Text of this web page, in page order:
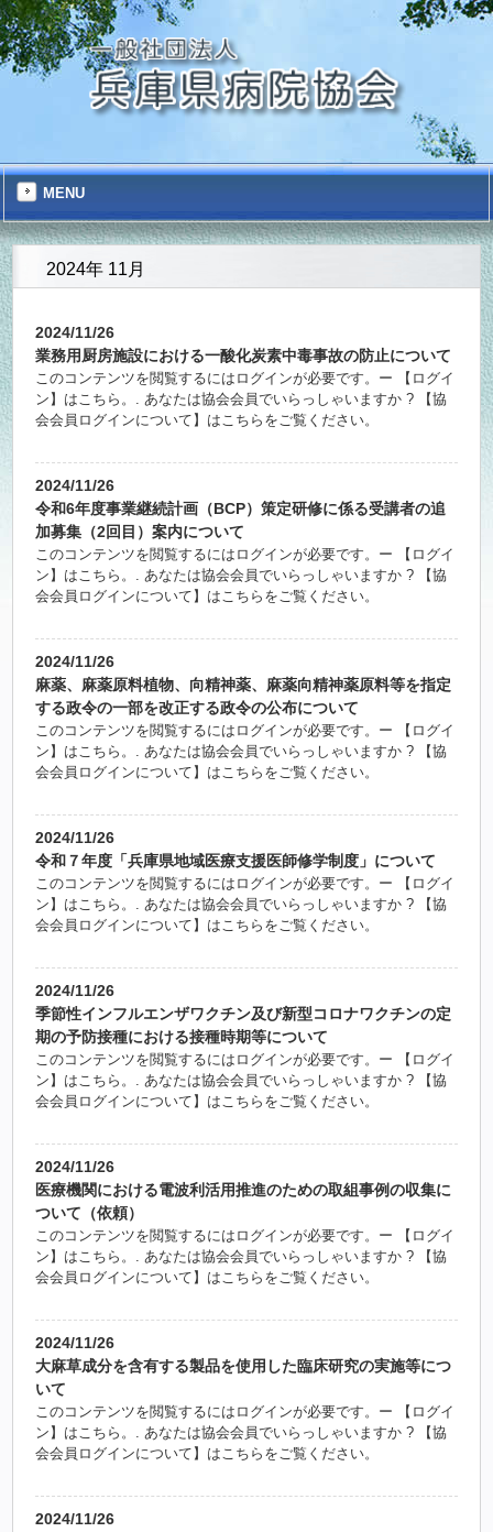
MENU
2024年 11月
2024/11/26
業務用厨房施設における一酸化炭素中毒事故の防止について
このコンテンツを閲覧するにはログインが必要です。ー 【ログイ
ン】はこちら。. あなたは協会会員でいらっしゃいますか ? 【協
会会員ログインについて】はこちらをご覧ください。
2024/11/26
令和6年度事業継続計画（BCP）策定研修に係る受講者の追
加募集（2回目）案内について
このコンテンツを閲覧するにはログインが必要です。ー 【ログイ
ン】はこちら。. あなたは協会会員でいらっしゃいますか ? 【協
会会員ログインについて】はこちらをご覧ください。
2024/11/26
麻薬、麻薬原料植物、向精神薬、麻薬向精神薬原料等を指定
する政令の一部を改正する政令の公布について
このコンテンツを閲覧するにはログインが必要です。ー 【ログイ
ン】はこちら。. あなたは協会会員でいらっしゃいますか ? 【協
会会員ログインについて】はこちらをご覧ください。
2024/11/26
令和７年度「兵庫県地域医療支援医師修学制度」について
このコンテンツを閲覧するにはログインが必要です。ー 【ログイ
ン】はこちら。. あなたは協会会員でいらっしゃいますか ? 【協
会会員ログインについて】はこちらをご覧ください。
2024/11/26
季節性インフルエンザワクチン及び新型コロナワクチンの定
期の予防接種における接種時期等について
このコンテンツを閲覧するにはログインが必要です。ー 【ログイ
ン】はこちら。. あなたは協会会員でいらっしゃいますか ? 【協
会会員ログインについて】はこちらをご覧ください。
2024/11/26
医療機関における電波利活用推進のための取組事例の収集に
ついて（依頼）
このコンテンツを閲覧するにはログインが必要です。ー 【ログイ
ン】はこちら。. あなたは協会会員でいらっしゃいますか ? 【協
会会員ログインについて】はこちらをご覧ください。
2024/11/26
大麻草成分を含有する製品を使用した臨床研究の実施等につ
いて
このコンテンツを閲覧するにはログインが必要です。ー 【ログイ
ン】はこちら。. あなたは協会会員でいらっしゃいますか ? 【協
会会員ログインについて】はこちらをご覧ください。
2024/11/26